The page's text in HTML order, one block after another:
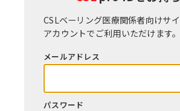
CSLベーリング医療関係者向けサ
アカウントでご利⽤いただけます。
メールアドレス
パスワード